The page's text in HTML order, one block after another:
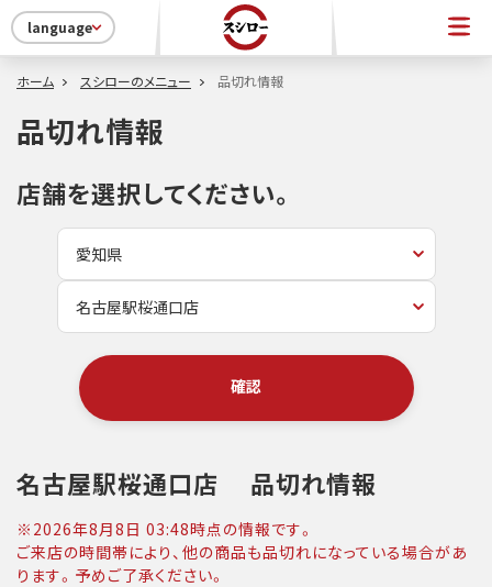
language
ホーム スシローのメニュー 品切れ情報
品切れ情報
店舗を選択してください。
確認
名古屋駅桜通口店 品切れ情報
※ 2026年8月8日 03:48時点の情報です。
ご来店の時間帯により、他の商品も品切れになっている場合があ
ります。予めご了承ください。